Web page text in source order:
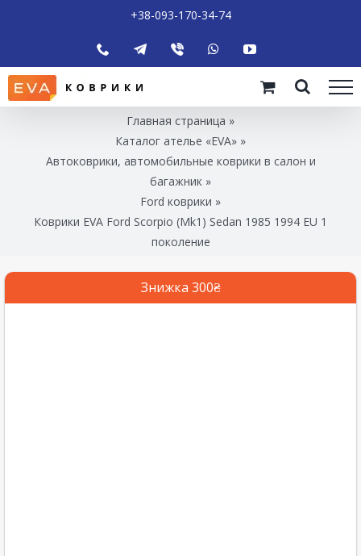
+38-093-170-34-74
Главная страница »
Каталог ателье «EVA» »
Автоковрики, автомобильные коврики в салон и
багажник »
Ford коврики »
Коврики EVA Ford Scorpio (Mk1) Sedan 1985 1994 EU 1
поколение
Знижка 300₴